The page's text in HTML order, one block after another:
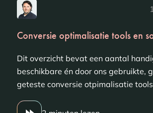
Conversie optimalisatie tools en
Dit overzicht bevat een aantal
beschikbare én door ons gebruikte,
geteste conversie otpimalisatie